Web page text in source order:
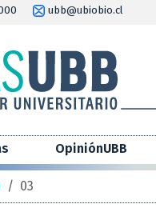
ubb@ubiobio.cl
OpiniónUBB
/ 03